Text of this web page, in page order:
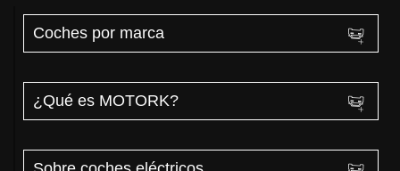
Coches por marca
¿Qué es MOTORK?